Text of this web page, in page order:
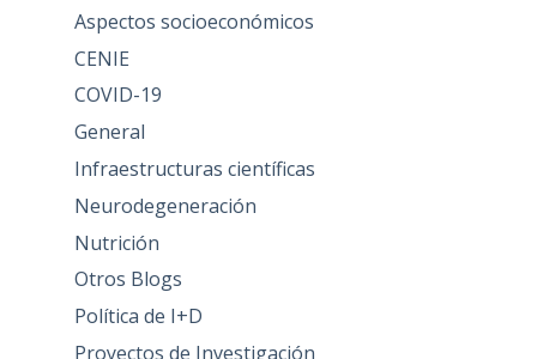
Aspectos socioeconómicos
CENIE
COVID-19
General
Infraestructuras científicas
Neurodegeneración
Nutrición
Otros Blogs
Política de I+D
Proyectos de Investigación